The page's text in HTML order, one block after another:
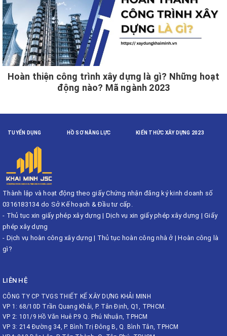
Hoàn thiện công trình xây dựng là gì? Những hoạt
động nào? Mã ngành 2023
TUYỂN DỤNG HỒ SƠ NĂNG LỰC KIẾN THỨC XÂY DỰNG 2023
Thành lập và hoạt động theo giấy Chứng nhận đăng ký kinh doanh số
0316183134 do Sở Kế hoạch & Đầu tư cấp.
- Thủ tục xin giấy phép xây dựng | Dịch vụ xin giấy phép xây dựng | Giấy
phép xây dựng
- Dịch vụ hoàn công xây dựng | Thủ tục hoàn công nhà ở |Hoàn công là
gì?
LIÊN HỆ
CÔNG TY CP TVGS THIẾT KẾ XÂY DỰNG KHẢI MINH
VP 1: 68/10D Trần Quang Khải, P. Tân Định, Q1, TPHCM.
VP 2: 101/9 Hồ Văn Huê P.9 Q. Phú Nhuận, TPHCM
VP 3: 214 Đường 34, P. Bình Trị Đông B, Q. Bình Tân, TPHCM